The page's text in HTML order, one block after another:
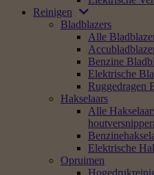
Reinigen
Bladblazers
Alle
Benzine
Elektrische
Ruggedragen
Hakselaars
Alle
Elektrische
Opruimen